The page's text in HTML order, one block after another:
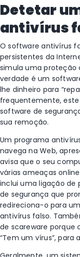
Detetar
antivírus
O software antivírus
persistentes da
simula uma proteção
verdade é um
lhe dinheiro para
frequentemente,
software de
sua remoção.
Um programa
navega na Web,
avisa que o seu
várias ameaças
inclui uma ligação de
de segurança que
redireciona-o para
antivírus falso.
de scareware porque
“Tem um vírus”,